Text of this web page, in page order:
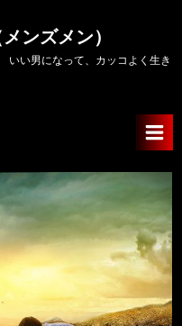
ンズメン）
いい男になって、カッコよく生き